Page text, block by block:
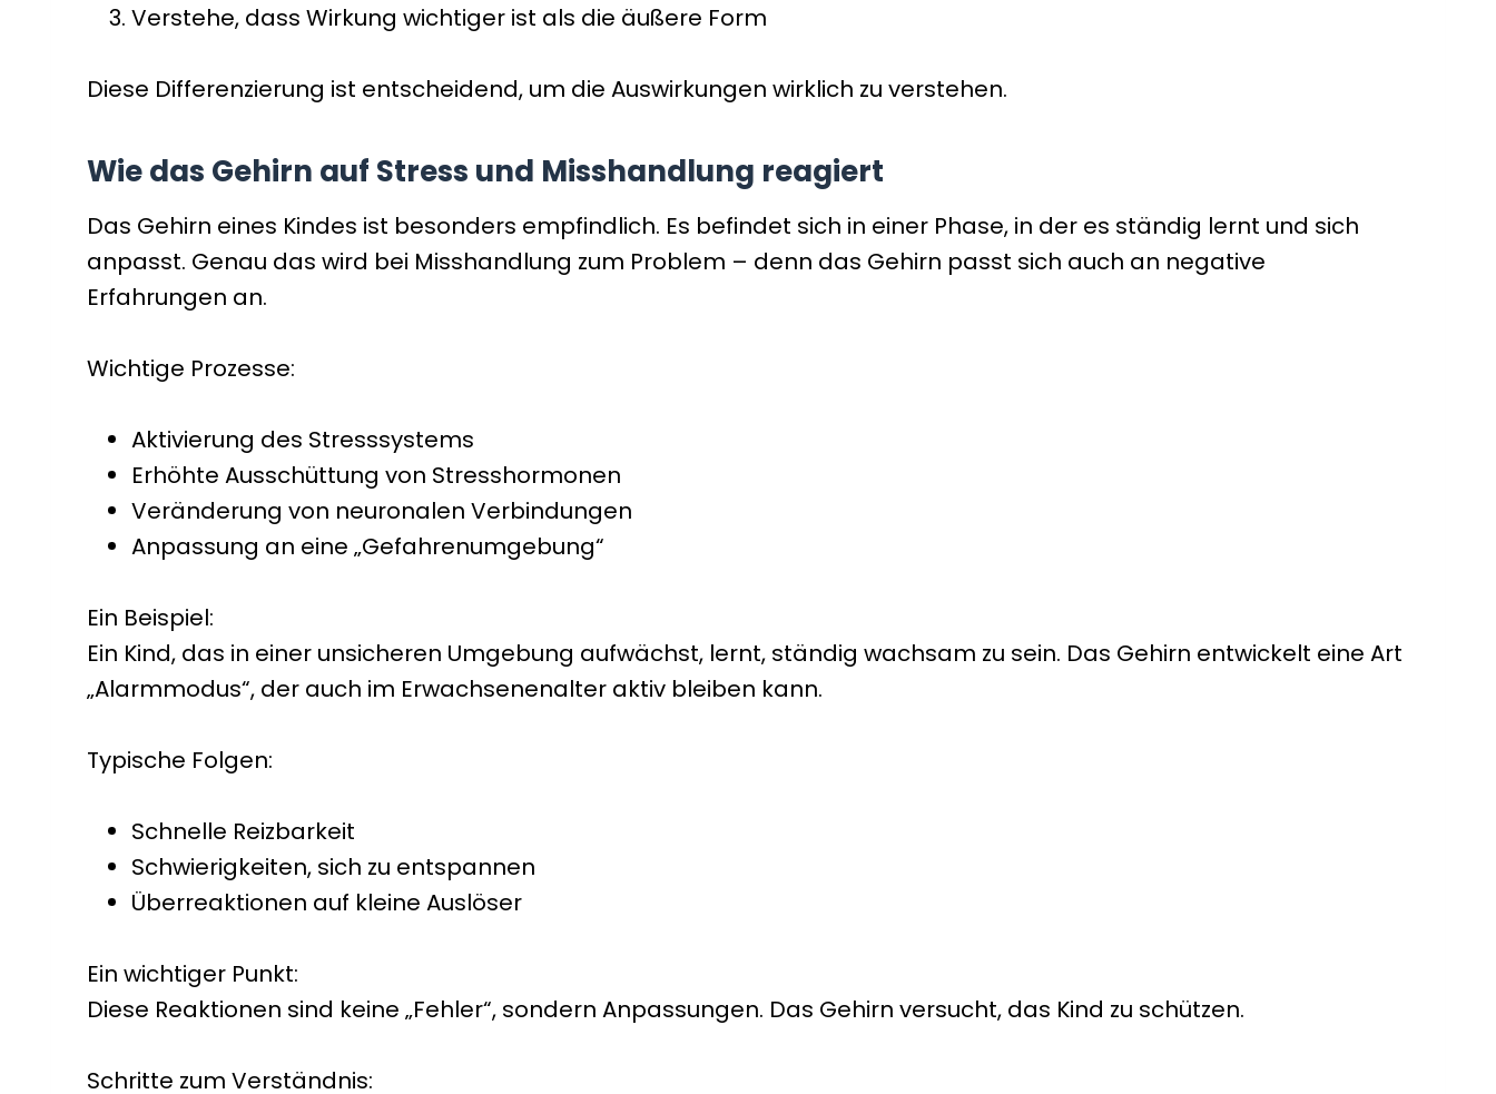
Verstehe, dass Wirkung wichtiger ist als die äußere Form
Diese Differenzierung ist entscheidend, um die Auswirkungen wirklich zu verstehen.
Wie das Gehirn auf Stress und Misshandlung reagiert
Das Gehirn eines Kindes ist besonders empfindlich. Es befindet sich in einer Phase, in der es ständig lernt und sich
anpasst. Genau das wird bei Misshandlung zum Problem – denn das Gehirn passt sich auch an negative
Erfahrungen an.
Wichtige Prozesse:
Aktivierung des Stresssystems
Erhöhte Ausschüttung von Stresshormonen
Veränderung von neuronalen Verbindungen
Anpassung an eine „Gefahrenumgebung“
Ein Beispiel:
Ein Kind, das in einer unsicheren Umgebung aufwächst, lernt, ständig wachsam zu sein. Das Gehirn entwickelt eine Art
„Alarmmodus“, der auch im Erwachsenenalter aktiv bleiben kann.
Typische Folgen:
Schnelle Reizbarkeit
Schwierigkeiten, sich zu entspannen
Überreaktionen auf kleine Auslöser
Ein wichtiger Punkt:
Diese Reaktionen sind keine „Fehler“, sondern Anpassungen. Das Gehirn versucht, das Kind zu schützen.
Schritte zum Verständnis: